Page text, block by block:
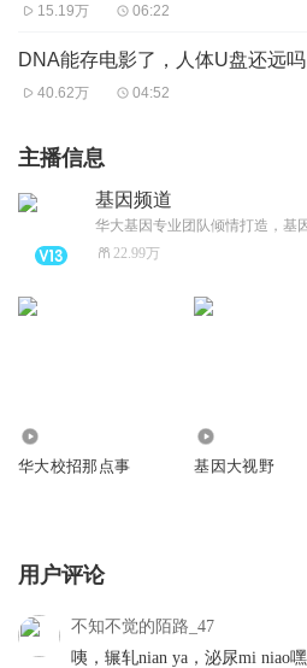
15.19万 06:22
DNA能存电影了，人体U盘还远吗
40.62万 04:52
主播信息
基因频道
22.99万
华大校招那点事 基因大视野
用户评论
不知不觉的陌路_47
咦，辗轧nian ya，泌尿mi niao